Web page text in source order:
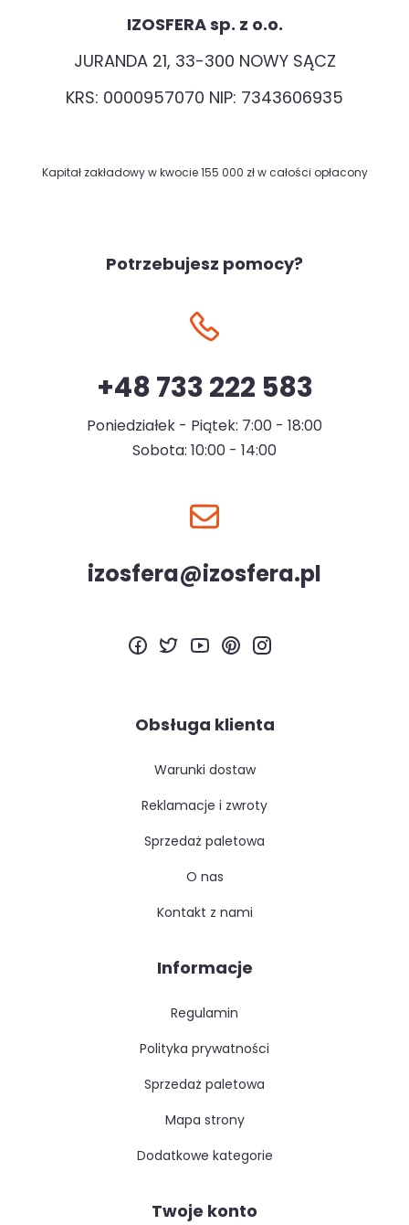
IZOSFERA sp. z o.o.
JURANDA 21, 33-300 NOWY SĄCZ
KRS: 0000957070 NIP: 7343606935
Kapitał zakładowy w kwocie 155 000 zł w całości opłacony
Potrzebujesz pomocy?
+48 733 222 583
Poniedziałek - Piątek: 7:00 - 18:00
Sobota: 10:00 - 14:00
izosfera@izosfera.pl
Obsługa klienta
warunki dostaw
reklamacje i zwroty
sprzedaż paletowa
o nas
kontakt z nami
Informacje
regulamin
polityka prywatności
sprzedaż paletowa
mapa strony
dodatkowe kategorie
Twoje konto